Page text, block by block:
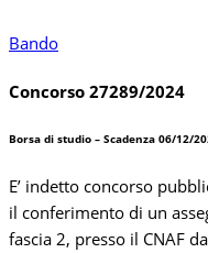
Bando
Concorso 27289/2024
Borsa di studio – Scadenza 06/12/
E’ indetto concorso
il conferimento di un
fascia 2, presso il CNAF